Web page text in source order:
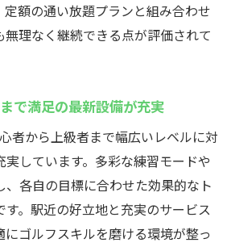
額の通い放題プランと組み合わせ
無理なく継続できる点が評価されて
で満足の最新設備が充実
者から上級者まで幅広いレベルに対
しています。多彩な練習モードや
各自の目標に合わせた効果的なト
す。駅近の好立地と充実のサービス
にゴルフスキルを磨ける環境が整っ